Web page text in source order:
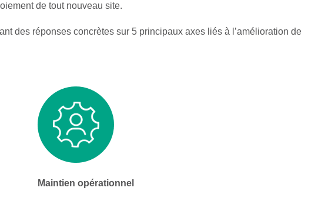
de tout nouveau site.
des réponses concrètes sur 5 principaux axes liés à l’amélioration de
Maintien opérationnel